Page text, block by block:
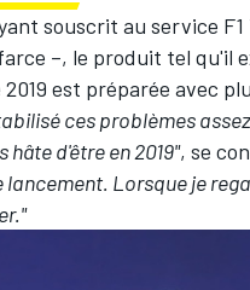
souscrit au service
–, le produit tel qu'il
est préparée avec
ces problèmes
hâte d'être en 2019", se
lancement. Lorsque je